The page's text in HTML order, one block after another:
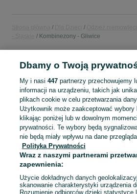
Kombinezony - Gliwice
POLSKA » ŚLĄSKIE » GLIWICE
KATEGORIA
ubranko do chrztu dla chłopca,ubranko do
Mapa kategorii
Mapa miejscowości
Mapa ministron
Popularne wyszukiwania
Dbamy o Twoją
My i nasi 447partnerzy przechowujemy
informacji na urządzeniu, takich jak
plikach cookie w celu przetwarzania
Użytkownik może zaakceptować wybory
klikając poniżej lub w dowolnym
prywatności. Te wybory będą
nie będą miały wpływu na dane
Polityka Prywatności
Wraz z naszymi partnerami
zapewnienia:
Użycie dokładnych danych
skanowanie charakterystyki urządzenia
Rozumienie odbiorców dzięki statystyce